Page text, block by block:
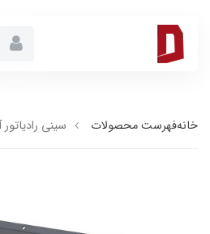
خانهفهرست محصولات سینی رادیاتور